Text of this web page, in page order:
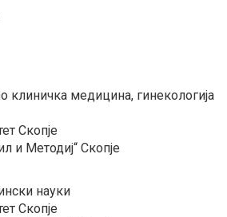
клиничка медицина, гинекологија
Скопје
и Методиј“ Скопје
науки
Скопје